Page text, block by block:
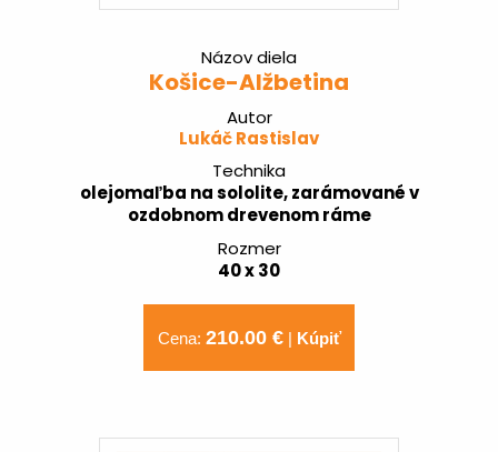
Názov diela
Košice-Alžbetina
Autor
Lukáč Rastislav
Technika
olejomaľba na sololite, zarámované v
ozdobnom drevenom ráme
Rozmer
40 x 30
Cena: 210.00 €| Kúpiť